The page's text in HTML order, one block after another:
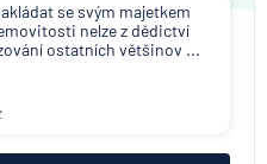
se svým majetkem
nelze z dědictví
ostatních většinov ...